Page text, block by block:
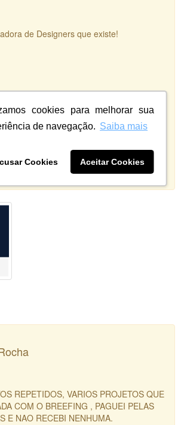
cookies para melhorar sua
de navegação. Saiba mais
Cookies Aceitar Cookies
de Designers que existe!
10
Qualidade:
REPETIDOS, VARIOS PROJETOS QUE
COM O BREEFING , PAGUEI PELAS
E NAO RECEBI NENHUMA.